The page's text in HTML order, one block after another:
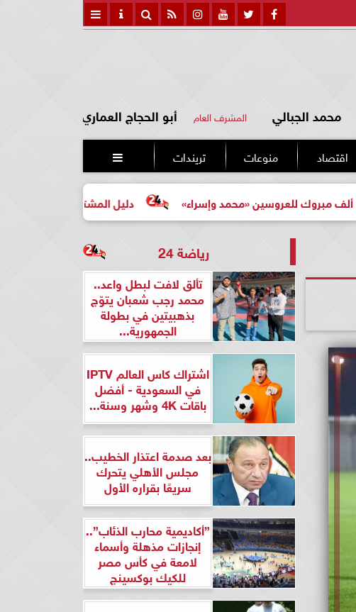
محمد الجبالي المشرف العام أبو الحجاج العماري
اقتصاد منوعات تريندات 
دليل المشتري لأول مرة لاختيار مشروع للعروسين «محمد وإسراء»
رياضة 24
تألق لافت لبطل واعد..
محمد رجب شعبان يتوّج
بذهبيتين في بطولة
الجمهورية...
اشتراك كاس العالم IPTV
في السعودية - أفضل
باقات 4K وشهر وسنة...
بعد صدمة اعتذار الخطيب..
مجلس الأهلي يتحرك
سريعًا بقراره الأول
”أكاديمية محارب الذئاب”..
إنجازات مذهلة وأسماء
لامعة في كأس مصر
للكيك بوكسينج